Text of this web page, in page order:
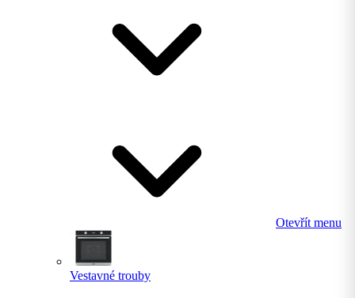
Otevřít menu
Vestavné trouby